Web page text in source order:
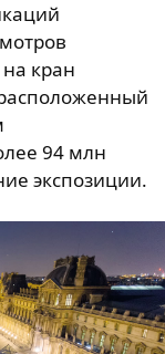
кран
94 млн
экспозиции.